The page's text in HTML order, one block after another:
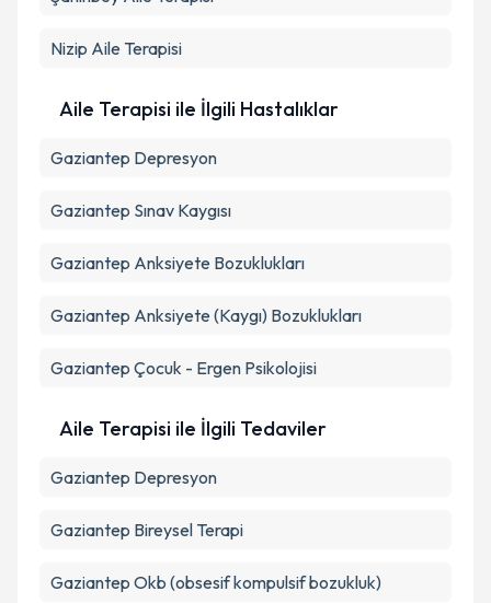
Nizip Aile Terapisi
Aile Terapisi ile İlgili Hastalıklar
Gaziantep Depresyon
Gaziantep Sınav Kaygısı
Gaziantep Anksiyete Bozuklukları
Gaziantep Anksiyete (Kaygı) Bozuklukları
Gaziantep Çocuk - Ergen Psikolojisi
Aile Terapisi ile İlgili Tedaviler
Gaziantep Depresyon
Gaziantep Bireysel Terapi
Gaziantep Okb (obsesif kompulsif bozukluk)